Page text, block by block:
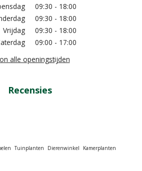
09:30 - 18:00
09:30 - 18:00
Vrijdag
09:30 - 18:00
09:00 - 17:00
alle openingstijden
Recensies
Tuinplanten Dierenwinkel Kamerplanten